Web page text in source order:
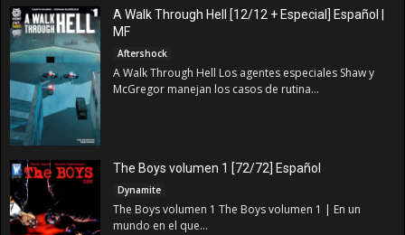
A Walk Through Hell [12/12 + Especial] Español |
MF
Aftershock
A Walk Through Hell Los agentes especiales Shaw y
McGregor manejan los casos de rutina...
The Boys volumen 1 [72/72] Español
Dynamite
The Boys volumen 1 The Boys volumen 1 | En un
mundo en el que...